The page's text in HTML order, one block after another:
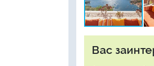
Вас